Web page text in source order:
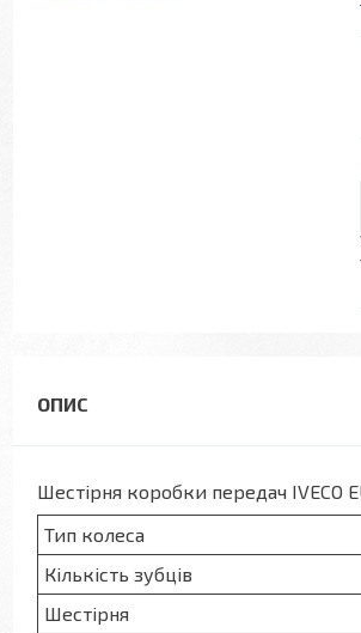
Шестірня коробки передач IVECO
Тип колеса
Кількість зубців
Шестірня